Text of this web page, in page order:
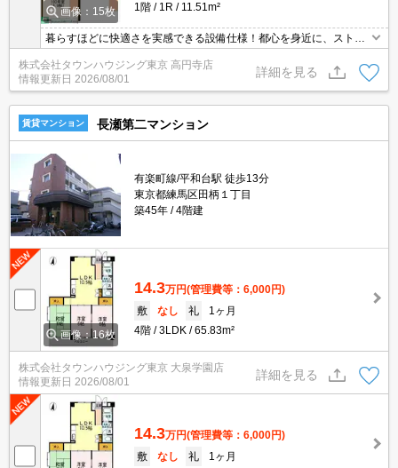
画像：15枚
1階
1R 11.51m²
暮らすほどに快適さを実感できる設備仕様！都心を身近に、ストレ
スフリーな暮らしを楽しむ！住むほどに愛着が深まる暮らしやすい
街！！
株式会社タウンハウジング東京 高円寺店
情報更新日 2026/08/01
詳細を見る
賃貸マンション 長瀬第二マンション
有楽町線/平和台駅 徒歩13分
東京都練馬区田柄１丁目
築45年
4階建
画像：16枚
14.3万円(管理費等：6,000円)
敷
なし 礼
1ヶ月
4階
3LDK 65.83m²
株式会社タウンハウジング東京 大泉学園店
情報更新日 2026/08/01
詳細を見る
14.3万円(管理費等：6,000円)
敷
なし 礼
1ヶ月